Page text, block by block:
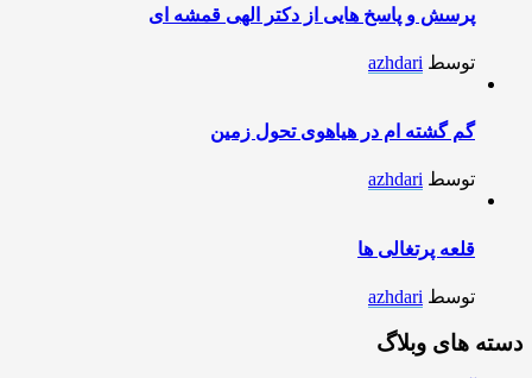
پرسش و پاسخ هایی از دکتر الهی قمشه ای
توسط azhdari
گم گشته ام در هیاهوی تحول زمین
توسط azhdari
قلعه پرتغالی ها
توسط azhdari
دسته های وبلاگ